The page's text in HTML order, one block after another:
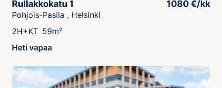
Rullakkokatu 1 1080 €/kk
Pohjois-Pasila , Helsinki
2H+KT 59m²
Heti vapaa